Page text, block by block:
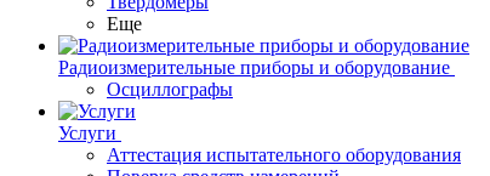
Еще
Радиоизмерительные приборы и оборудование
Осциллографы
Услуги
Аттестация испытательного оборудования